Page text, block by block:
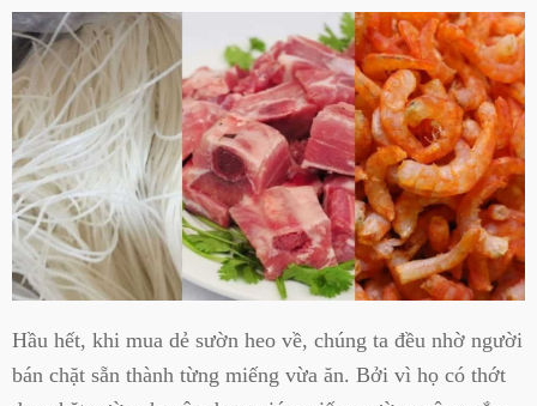
Hầu hết, khi mua dẻ sườn heo về, chúng ta đều nhờ người
bán chặt sẵn thành từng miếng vừa ăn. Bởi vì họ có thớt